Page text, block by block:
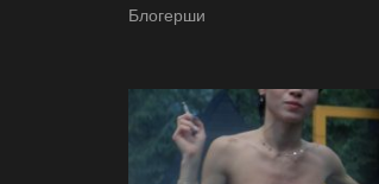
Блогерши